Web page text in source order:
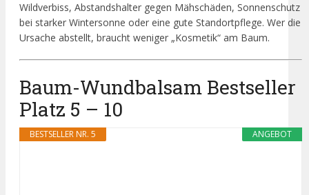
Wildverbiss, Abstandshalter gegen Mähschäden, Sonnenschutz
bei starker Wintersonne oder eine gute Standortpflege. Wer die
Ursache abstellt, braucht weniger „Kosmetik“ am Baum.
Baum-Wundbalsam Bestseller
Platz 5 – 10
ANGEBOT
BESTSELLER NR. 5